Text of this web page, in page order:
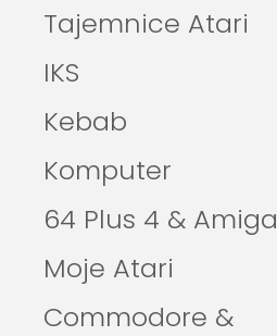
Tajemnice Atari
IKS
Kebab
Komputer
64 Plus 4 & Amiga
Moje Atari
Commodore &